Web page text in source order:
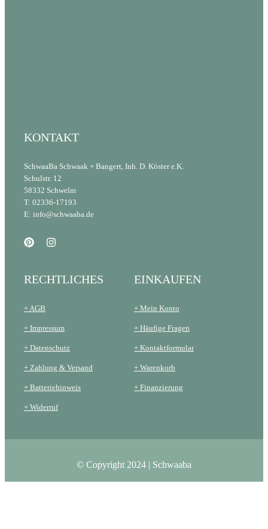
KONTAKT
SchwaaBa Schwaak + Bangert, Inh. D. Köster e.K.
Schulstr. 12
58332 Schwelm
T: 02336-17193
E: info@schwaaba.de
RECHTLICHES
+ AGB
+ Impressum
+ Datenschutz
+ Zahlung & Versand
+ Batteriehinweis
+ Widerruf
EINKAUFEN
+ Mein Konto
+ Häufige Fragen
+ Kontaktformular
+ Warenkorb
+ Finanzierung
© Copyright 2024 | Schwaaba